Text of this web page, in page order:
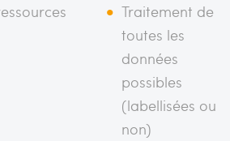
Traitement de
toutes les
données
possibles
(labellisées ou
non)